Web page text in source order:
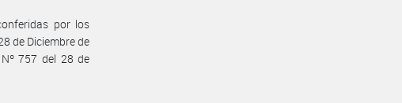
por los
de Diciembre de
757 del 28 de